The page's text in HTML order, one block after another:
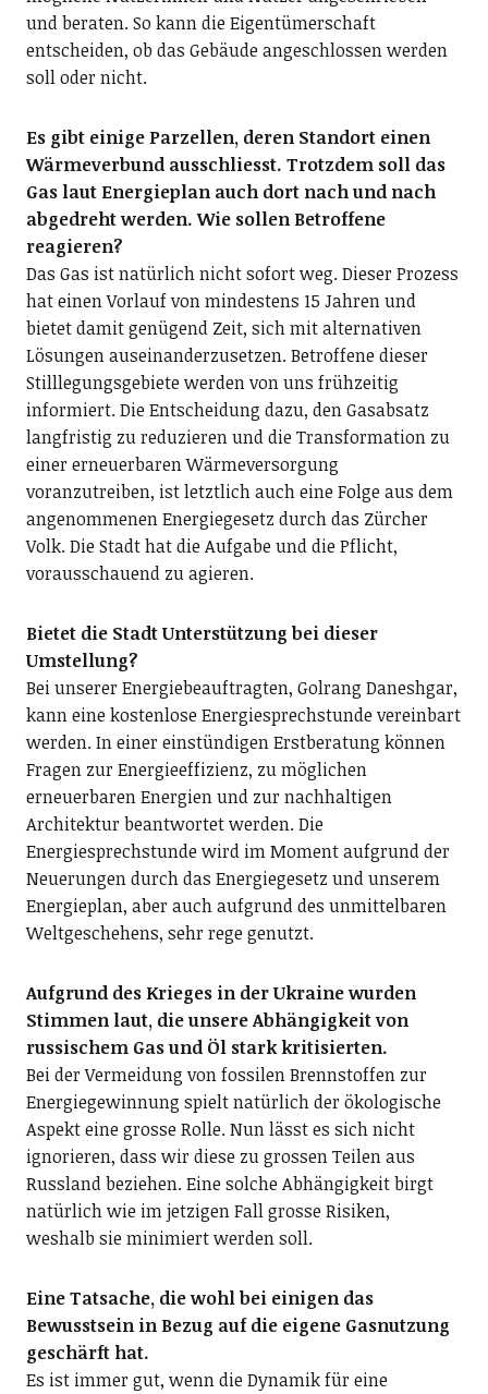
und beraten. So kann die Eigentümerschaft
entscheiden, ob das Gebäude angeschlossen werden
soll oder nicht.
Es gibt einige Parzellen, deren Standort einen
Wärmeverbund ausschliesst. Trotzdem soll das
Gas laut Energieplan auch dort nach und nach
abgedreht werden. Wie sollen Betroffene
reagieren?
Das Gas ist natürlich nicht sofort weg. Dieser Prozess
hat einen Vorlauf von mindestens 15 Jahren und
bietet damit genügend Zeit, sich mit alternativen
Lösungen auseinanderzusetzen. Betroffene dieser
Stilllegungsgebiete werden von uns frühzeitig
informiert. Die Entscheidung dazu, den Gasabsatz
langfristig zu reduzieren und die Transformation zu
einer erneuerbaren Wärmeversorgung
voranzutreiben, ist letztlich auch eine Folge aus dem
angenommenen Energiegesetz durch das Zürcher
Volk. Die Stadt hat die Aufgabe und die Pflicht,
vorausschauend zu agieren.
Bietet die Stadt Unterstützung bei dieser
Umstellung?
Bei unserer Energiebeauftragten, Golrang Daneshgar,
kann eine kostenlose Energiesprechstunde vereinbart
werden. In einer einstündigen Erstberatung können
Fragen zur Energieeffizienz, zu möglichen
erneuerbaren Energien und zur nachhaltigen
Architektur beantwortet werden. Die
Energiesprechstunde wird im Moment aufgrund der
Neuerungen durch das Energiegesetz und unserem
Energieplan, aber auch aufgrund des unmittelbaren
Weltgeschehens, sehr rege genutzt.
Aufgrund des Krieges in der Ukraine wurden
Stimmen laut, die unsere Abhängigkeit von
russischem Gas und Öl stark kritisierten.
Bei der Vermeidung von fossilen Brennstoffen zur
Energiegewinnung spielt natürlich der ökologische
Aspekt eine grosse Rolle. Nun lässt es sich nicht
ignorieren, dass wir diese zu grossen Teilen aus
Russland beziehen. Eine solche Abhängigkeit birgt
natürlich wie im jetzigen Fall grosse Risiken,
weshalb sie minimiert werden soll.
Eine Tatsache, die wohl bei einigen das
Bewusstsein in Bezug auf die eigene Gasnutzung
geschärft hat.
Es ist immer gut, wenn die Dynamik für eine